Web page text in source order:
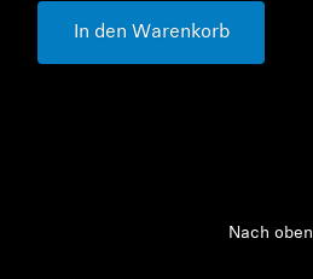
In den Warenkorb
Nach oben